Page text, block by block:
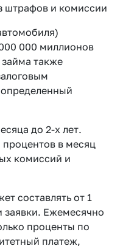
штрафов и комиссии
000 миллионов
также
до 2-х лет.
процентов в месяц
комиссий и
составлять от 1
заявки. Ежемесячно
проценты по
платеж,